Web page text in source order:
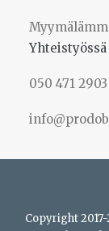
Yhteistyössä
050 471 2903
Copyright